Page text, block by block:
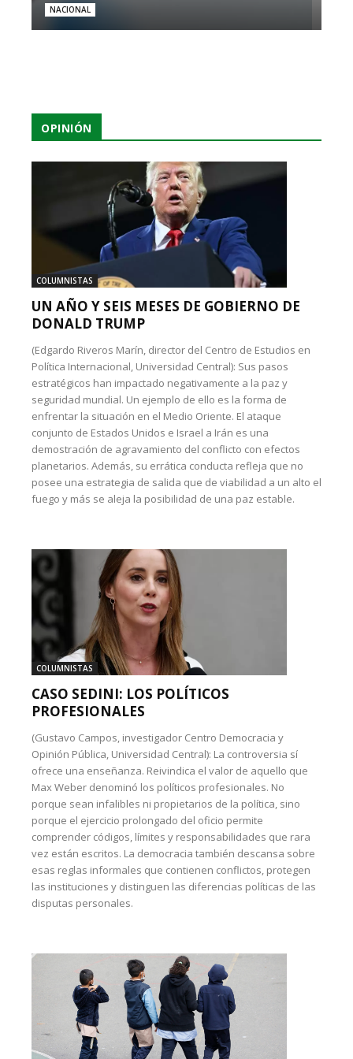
NACIONAL
OPINIÓN
COLUMNISTAS
UN AÑO Y SEIS MESES DE GOBIERNO DE
DONALD TRUMP
(Edgardo Riveros Marín, director del Centro de Estudios en
Política Internacional, Universidad Central): Sus pasos
estratégicos han impactado negativamente a la paz y
seguridad mundial. Un ejemplo de ello es la forma de
enfrentar la situación en el Medio Oriente. El ataque
conjunto de Estados Unidos e Israel a Irán es una
demostración de agravamiento del conflicto con efectos
planetarios. Además, su errática conducta refleja que no
posee una estrategia de salida que de viabilidad a un alto el
fuego y más se aleja la posibilidad de una paz estable.
COLUMNISTAS
CASO SEDINI: LOS POLÍTICOS
PROFESIONALES
(Gustavo Campos, investigador Centro Democracia y
Opinión Pública, Universidad Central): La controversia sí
ofrece una enseñanza. Reivindica el valor de aquello que
Max Weber denominó los políticos profesionales. No
porque sean infalibles ni propietarios de la política, sino
porque el ejercicio prolongado del oficio permite
comprender códigos, límites y responsabilidades que rara
vez están escritos. La democracia también descansa sobre
esas reglas informales que contienen conflictos, protegen
las instituciones y distinguen las diferencias políticas de las
disputas personales.